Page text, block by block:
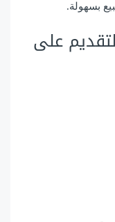
بسهولة.
على